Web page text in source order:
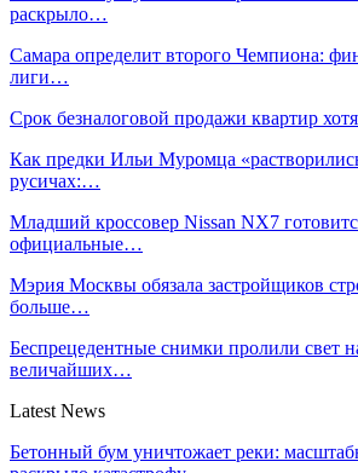
раскрыло…
Самара определит второго Чемпиона:
лиги…
Срок безналоговой продажи квартир
Как предки Ильи Муромца
русичах:…
Младший кроссовер Nissan NX7
официальные…
Мэрия Москвы обязала застройщиков
больше…
Беспрецедентные снимки пролили свет
величайших…
Latest News
Бетонный бум уничтожает реки: